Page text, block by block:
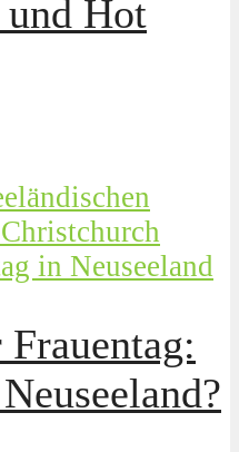
und Hot
in Neuseeland